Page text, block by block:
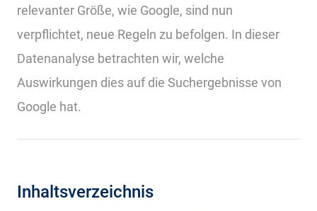
relevanter Größe, wie Google, sind nun
verpflichtet, neue Regeln zu befolgen. In dieser
Datenanalyse betrachten wir, welche
Auswirkungen dies auf die Suchergebnisse von
Google hat.
Inhaltsverzeichnis